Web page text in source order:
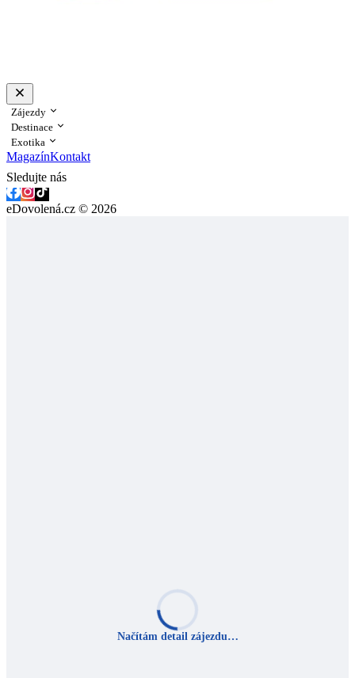
Zájezdy
Destinace
Exotika
MagazínKontakt
Sledujte nás
eDovolená.cz © 2026
Načítám detail zájezdu…